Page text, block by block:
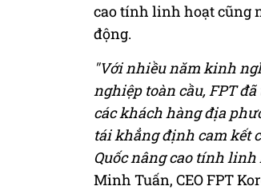
cao tính linh hoạt cũng
động.
"Với nhiều năm kinh
nghiệp toàn cầu, FPT
các khách hàng địa
tái khẳng định cam kết
Quốc nâng cao tính
Minh Tuấn, CEO FPT